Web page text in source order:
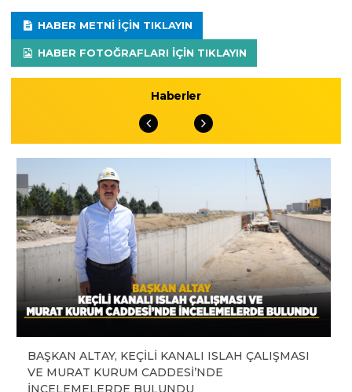
HABER METNI IÇIN TIKLAYIN
HABER FOTOĞRAFLARI IÇIN TIKLAYIN
Haberler
BAŞKAN ALTAY, KEÇİLİ KANALI ISLAH ÇALIŞMASI
VE MURAT KURUM CADDESİ’NDE